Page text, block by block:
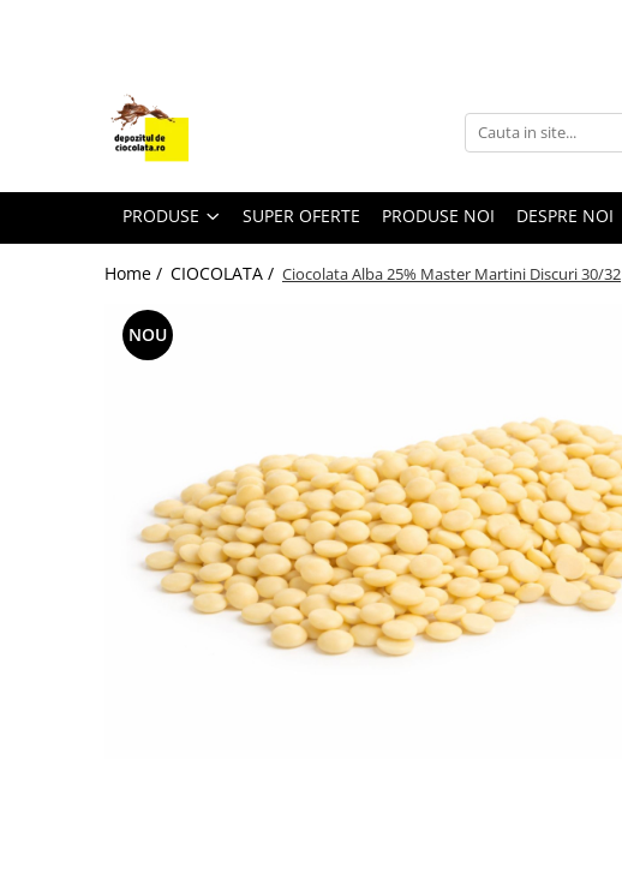
COLORANTI ALIMENTARI
GLAZURI, UMPLUTURI, CREME
USTENSILE SI FORME SILICON
PASTA DE ZAHAR
PRODUSE SUPER OFERTE PRODUSE NOI DESPRE NOI
Home / CIOCOLATA / Ciocolata Alba 25% Master Martini Discuri 30/32
NOU